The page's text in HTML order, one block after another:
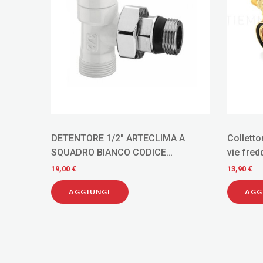
Collettore modulare tiemme totem 2
vie freddo 1/2" x16 1800002
13,90 €
AGGIUNGI
199
32,00 €